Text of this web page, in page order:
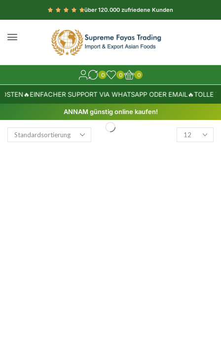
über 120.000 zufriedene Kunden
0 0 0
🔥EINFACHER SUPPORT VIA WHATSAPP ODER EMAIL🔥TOLLE
ANNAM günstig online kaufen!